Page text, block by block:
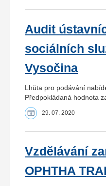
Audit
sociálních
Vysočina
Lhůta pro podávání
Předpokládaná hodnota
29. 07. 2020
Vzdělávání
OPHTHA